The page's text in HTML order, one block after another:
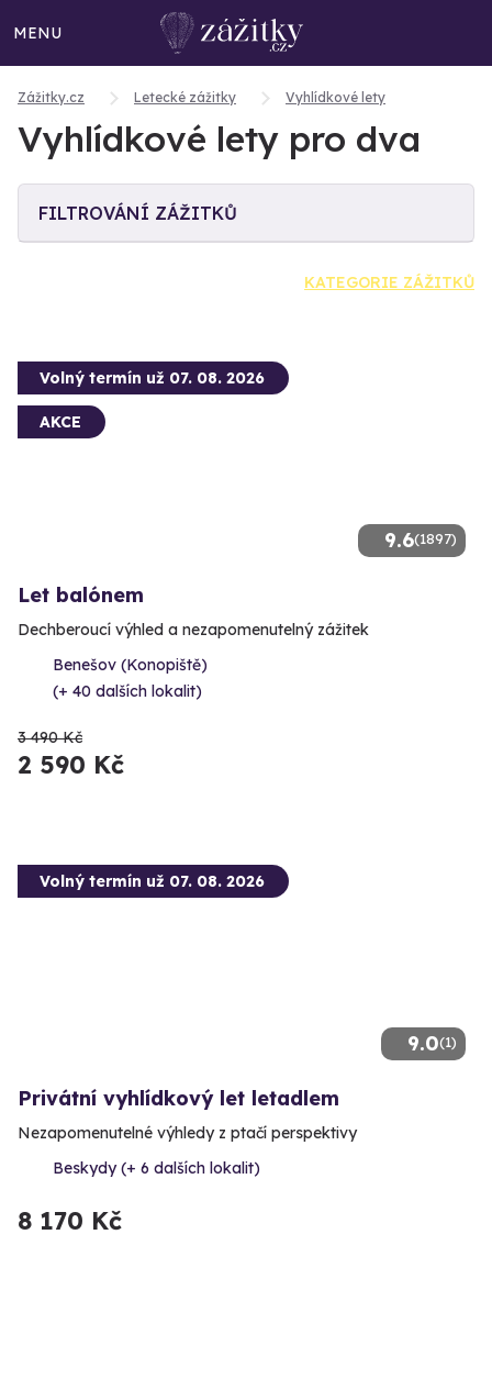
MENU
Zážitky.cz Letecké zážitky Vyhlídkové lety
Vyhlídkové lety pro dva
FILTROVÁNÍ ZÁŽITKŮ
KATEGORIE ZÁŽITKŮ
9.6(1897)
Volný termín už 07. 08. 2026
AKCE
Let balónem
Dechberoucí výhled a nezapomenutelný zážitek
Benešov (Konopiště)
(+ 40 dalších lokalit)
3 490 Kč
2 590 Kč
9.0(1)
Volný termín už 07. 08. 2026
Privátní vyhlídkový let letadlem
Nezapomenutelné výhledy z ptačí perspektivy
Beskydy (+ 6 dalších lokalit)
8 170 Kč